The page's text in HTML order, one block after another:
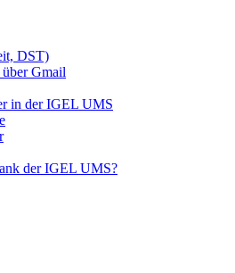
DST)
Gmail
in der IGEL UMS
der IGEL UMS?